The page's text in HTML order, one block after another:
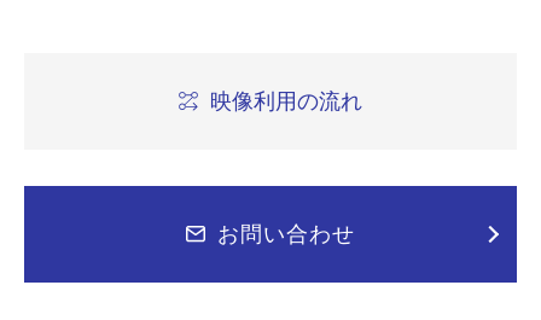
映像利用の流れ
お問い合わせ